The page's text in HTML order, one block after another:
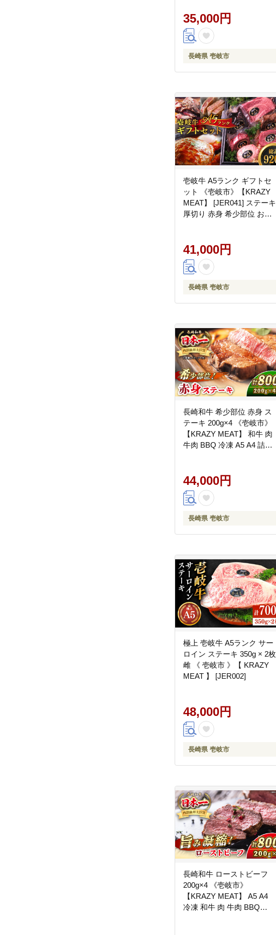
他・加工品
35,000円
長崎県 壱岐市
壱岐牛 A5ランク ギフトセ
ット 《壱岐市》【KRAZY
MEAT】 [JER041] ステーキ
厚切り 赤身 希少部位 お肉
41,000円
長崎県 壱岐市
長崎和牛 希少部位 赤身 ス
テーキ 200g×4 《壱岐市》
【KRAZY MEAT】 和牛 肉
牛肉 BBQ 冷凍 A5 A4 詰め
44,000円
長崎県 壱岐市
極上 壱岐牛 A5ランク サー
ロイン ステーキ 350g × 2枚
雌 《 壱岐市 》【 KRAZY
MEAT 】 [JER002]
48,000円
長崎県 壱岐市
長崎和牛 ローストビーフ
200g×4 《壱岐市》
【KRAZY MEAT】 A5 A4
冷凍 和牛 肉 牛肉 BBQ